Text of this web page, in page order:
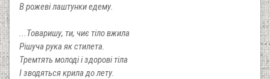
В рожеві лаштунки едему.
...Товаришу, ти, чиє тіло вжила
Рішуча рука як стилета.
Тремтять молоді і здорові тіла
І зводяться крила до лету.